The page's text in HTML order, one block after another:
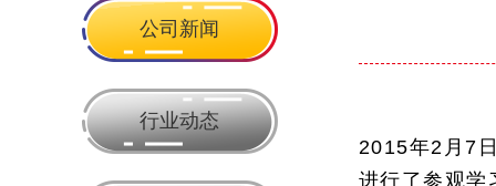
公司新闻
行业动态
2015年2月7
进行了参观学